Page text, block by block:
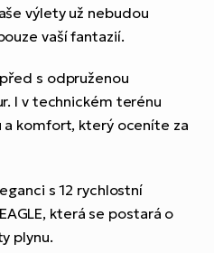
výlety už nebudou
vaší fantazií.
s odpruženou
I v technickém terénu
komfort, který oceníte za
s 12 rychlostní
která se postará o
plynu.